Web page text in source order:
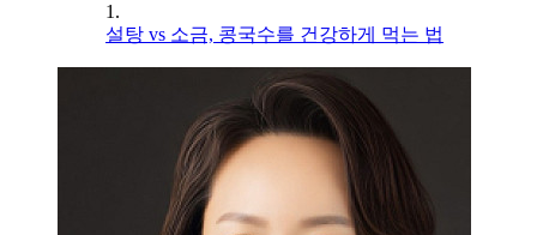
1.
설탕 vs 소금, 콩국수를 건강하게 먹는 법